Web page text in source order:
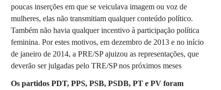
poucas inserções em que se veiculava imagem ou voz de
mulheres, elas não transmitiam qualquer conteúdo político.
Também não havia qualquer incentivo à participação política
feminina. Por estes motivos, em dezembro de 2013 e no início
de janeiro de 2014, a PRE/SP ajuizou as representações, que
deverão ser julgadas pelo TRE/SP nos próximos meses
Os partidos PDT, PPS, PSB, PSDB, PT e PV foram